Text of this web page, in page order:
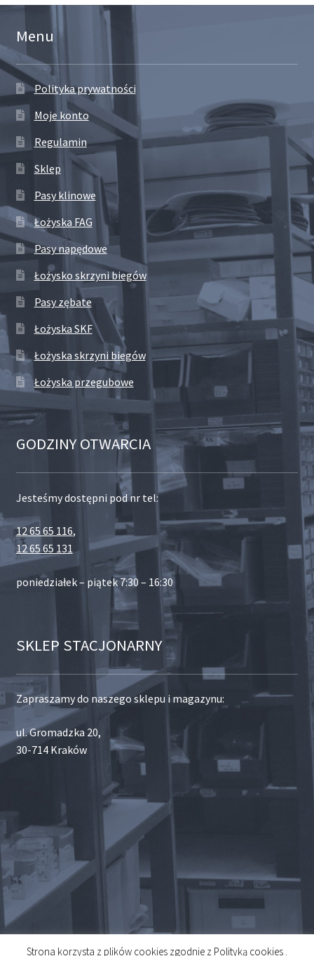
Menu
Polityka prywatności
Moje konto
Regulamin
Sklep
Pasy klinowe
Łożyska FAG
Pasy napędowe
Łożysko skrzyni biegów
Pasy zębate
Łożyska SKF
Łożyska skrzyni biegów
Łożyska przegubowe
GODZINY OTWARCIA
Jesteśmy dostępni pod nr tel:
12 65 65 116,
12 65 65 131
poniedziałek – piątek 7:30 – 16:30
SKLEP STACJONARNY
Zapraszamy do naszego sklepu i magazynu:
ul. Gromadzka 20,
30-714 Kraków
Strona korzysta z plików cookies zgodnie z Polityką cookies .